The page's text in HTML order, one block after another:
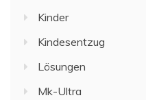
Kinder
Kindesentzug
Lösungen
Mk-Ultra